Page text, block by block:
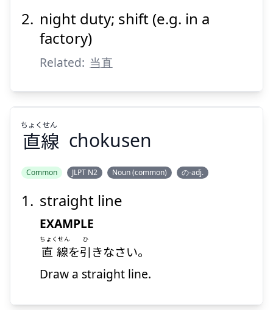
night duty; shift (e.g. in a
factory)
Related: 当直
せん
直線
ちょくせん
chokusen
Common JLPT N2 Noun (common) の-adj.
straight line
EXAMPLE
直線
ちょくせん
を引
ひ
きなさい。
Draw a straight line.